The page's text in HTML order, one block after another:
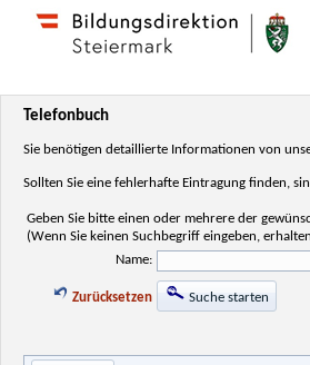
Telefonbuch
Sie benötigen detaillierte Informationen von
Sollten Sie eine fehlerhafte Eintragung finden,
Geben Sie bitte einen oder mehrere der
(Wenn Sie keinen Suchbegriff eingeben,
Name:
Zurücksetzen Suche starten